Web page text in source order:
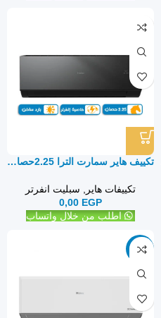
تكييف هاير سمارت الترا 2.25حصان بارد ساخن – سبليت
تكييفات هاير
سبليت انفرتر
0,00 EGP
اطلب من خلال واتساب
-10%